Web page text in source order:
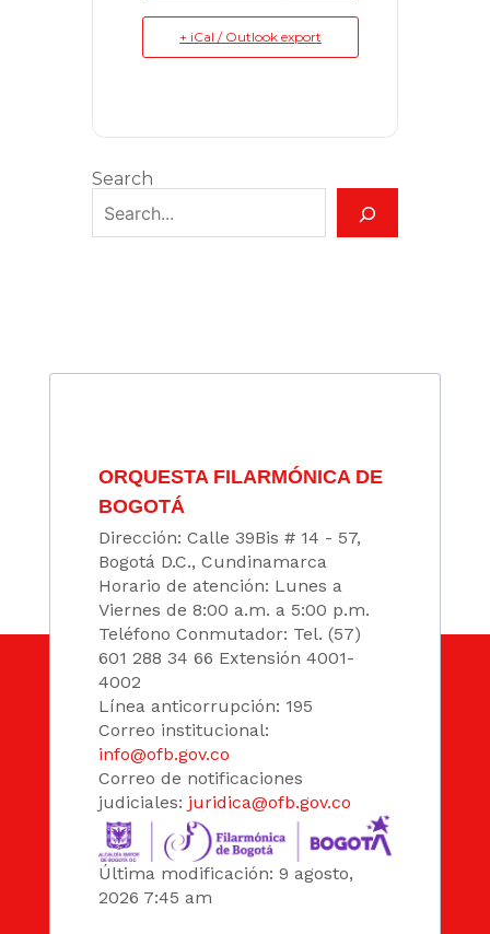
+ iCal / Outlook export
Search
ORQUESTA FILARMÓNICA DE
BOGOTÁ
Dirección: Calle 39Bis # 14 - 57,
Bogotá D.C., Cundinamarca
Horario de atención: Lunes a
Viernes de 8:00 a.m. a 5:00 p.m.
Teléfono Conmutador: Tel. (57)
601 288 34 66 Extensión 4001-
4002
Línea anticorrupción: 195
Correo institucional:
info@ofb.gov.co
Correo de notificaciones
judiciales: juridica@ofb.gov.co
Última modificación: 9 agosto,
2026 7:45 am